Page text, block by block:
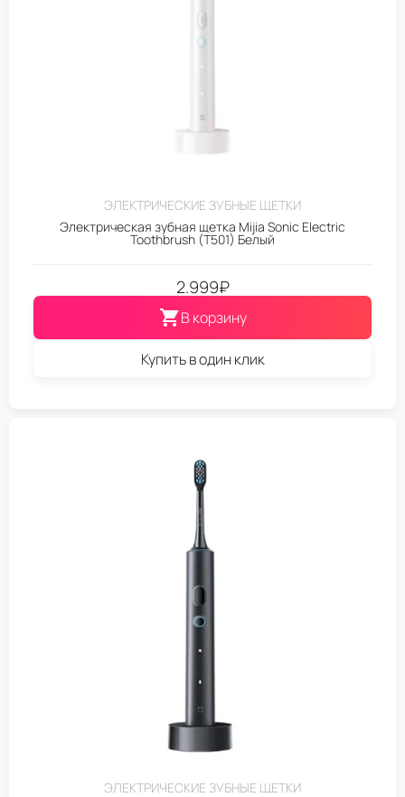
ЭЛЕКТРИЧЕСКИЕ ЗУБНЫЕ ЩЕТКИ
Электрическая зубная щетка Mijia Sonic Electric
Toothbrush (T501) Белый
2.999₽
В корзину
Купить в один клик
ЭЛЕКТРИЧЕСКИЕ ЗУБНЫЕ ЩЕТКИ